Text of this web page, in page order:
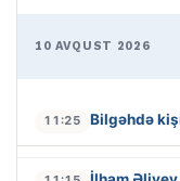
10 AVQUST 2026
11:25 Bilgəhdə